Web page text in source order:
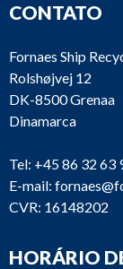
CONTATO
Fornaes Ship
Rolshøjvej 12
DK-8500 Grenaa
Dinamarca
Tel: +45 86 32 63
E-mail:
CVR: 16148202
HORÁRIO